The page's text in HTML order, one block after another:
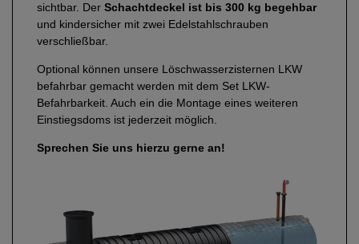
sichtbar. Der Schachtdeckel ist bis 300 kg begehbar
und kindersicher mit zwei Edelstahlschrauben
verschließbar.
Optional können unsere Löschwasserzisternen LKW
befahrbar gemacht werden mit dem Set LKW-
Befahrbarkeit. Auch ein die Montage eines weiteren
Einstiegsdoms ist jederzeit möglich.
Sprechen Sie uns hierzu gerne an!